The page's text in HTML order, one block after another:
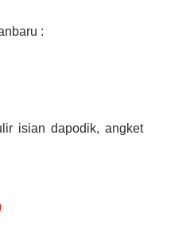
:
isian dapodik, angket